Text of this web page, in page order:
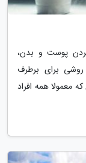
پوست و بدن،
برای برطرف
همه افراد